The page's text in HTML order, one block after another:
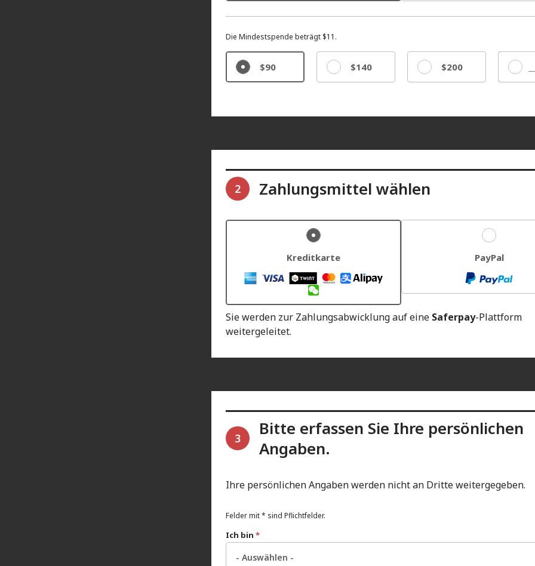
Die Mindestspende beträgt $11.
$90 $140 $200
2 Zahlungsmittel wählen
Kreditkarte PayPal
Sie werden zur Zahlungsabwicklung auf eine Saferpay-Plattform
weitergeleitet.
3
Bitte erfassen Sie Ihre persönlichen
Angaben.
Ihre persönlichen Angaben werden nicht an Dritte weitergegeben.
Felder mit * sind Pflichtfelder.
Ich bin *